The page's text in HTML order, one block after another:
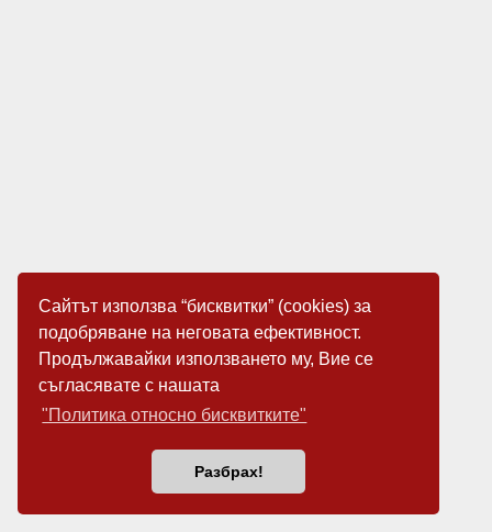
Сайтът използва “бисквитки” (cookies) за
подобряване на неговата ефективност.
Продължавайки използването му, Вие се
съгласявате с нашата
"Политика относно бисквитките"
Разбрах!